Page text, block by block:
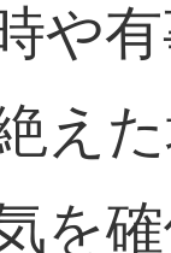
や
え
を